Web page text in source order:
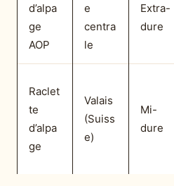
d’alpa
ge
AOP
e
centra
le
Extra-
dure
Raclet
te
d’alpa
ge
Valais
(Suiss
e)
Mi-
dure